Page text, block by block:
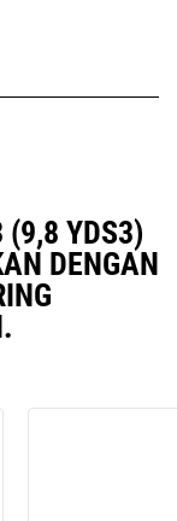
YDS3)
DENGAN